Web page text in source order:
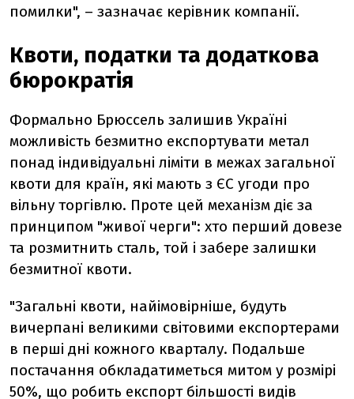
помилки", – зазначає керівник компанії.
Квоти, податки та додаткова
бюрократія
Формально Брюссель залишив Україні
можливість безмитно експортувати метал
понад індивідуальні ліміти в межах загальної
квоти для країн, які мають з ЄС угоди про
вільну торгівлю. Проте цей механізм діє за
принципом "живої черги": хто перший довезе
та розмитнить сталь, той і забере залишки
безмитної квоти.
"Загальні квоти, найімовірніше, будуть
вичерпані великими світовими експортерами
в перші дні кожного кварталу. Подальше
постачання обкладатиметься митом у розмірі
50%, що робить експорт більшості видів